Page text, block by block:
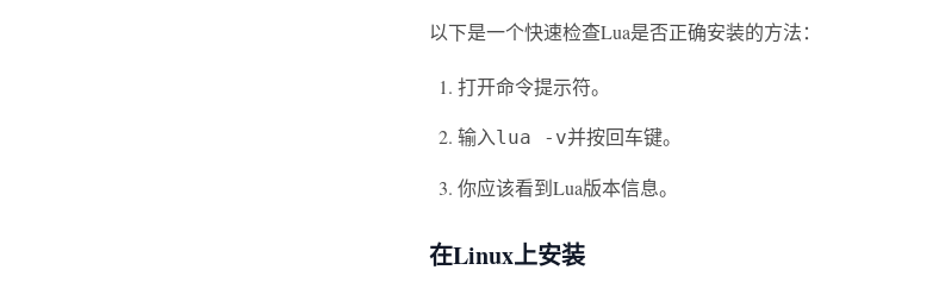
以下是一个快速检查Lua是否正确安装的方法：
打开命令提示符。
输入lua -v并按回车键。
你应该看到Lua版本信息。
在Linux上安装